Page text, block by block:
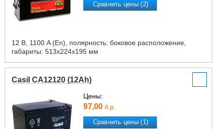
Сравнить цены (2)
12 В, 1100 A (En), полярность: боковое расположение,
габариты: 513х224х195 мм
Casil CA12120 (12Ah)
Цены:
97,00 б.р.
Сравнить цены (1)